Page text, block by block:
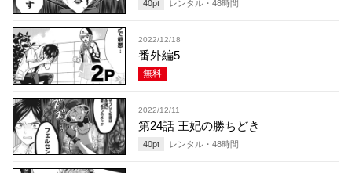
40pt レンタル・ 48時間
2022/12/18
番外編5
無料
2022/12/11
第24話 王妃の勝ちどき
40pt レンタル・ 48時間